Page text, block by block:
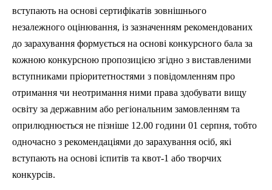
вступають на основі сертифікатів зовнішнього
незалежного оцінювання, із зазначенням рекомендованих
до зарахування формується на основі конкурсного бала за
кожною конкурсною пропозицією згідно з виставленими
вступниками пріоритетностями з повідомленням про
отримання чи неотримання ними права здобувати вищу
освіту за державним або регіональним замовленням та
оприлюднюється не пізніше 12.00 години 01 серпня, тобто
одночасно з рекомендаціями до зарахування осіб, які
вступають на основі іспитів та квот-1 або творчих
конкурсів.